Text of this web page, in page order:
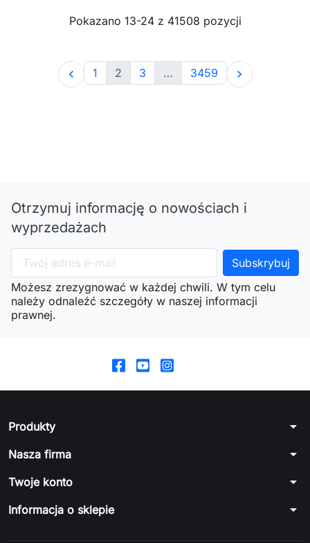
Pokazano 13-24 z 41508 pozycji
 1 2 3 … 3459 
Otrzymuj informację o nowościach i
wyprzedażach
Możesz zrezygnować w każdej chwili. W tym celu
należy odnaleźć szczegóły w naszej informacji
prawnej.
Produkty arrow_drop_down
Nasza firma arrow_drop_down
Twoje konto arrow_drop_down
Informacja o sklepie arrow_drop_down